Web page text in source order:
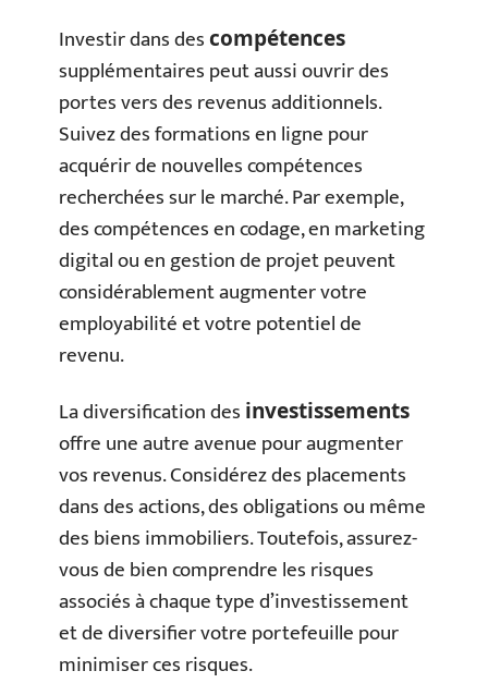
Investir dans descompétences
supplémentaires peut aussi ouvrir des
portes vers des revenus additionnels.
Suivez des formations en ligne pour
acquérir de nouvelles compétences
recherchées sur le marché. Par exemple,
des compétences en codage, en marketing
digital ou en gestion de projet peuvent
considérablement augmenter votre
employabilité et votre potentiel de
revenu.
La diversification des investissements
offre une autre avenue pour augmenter
vos revenus. Considérez des placements
dans des actions, des obligations ou même
des biens immobiliers. Toutefois, assurez-
vous de bien comprendre les risques
associés à chaque type d’investissement
et de diversifier votre portefeuille pour
minimiser ces risques.